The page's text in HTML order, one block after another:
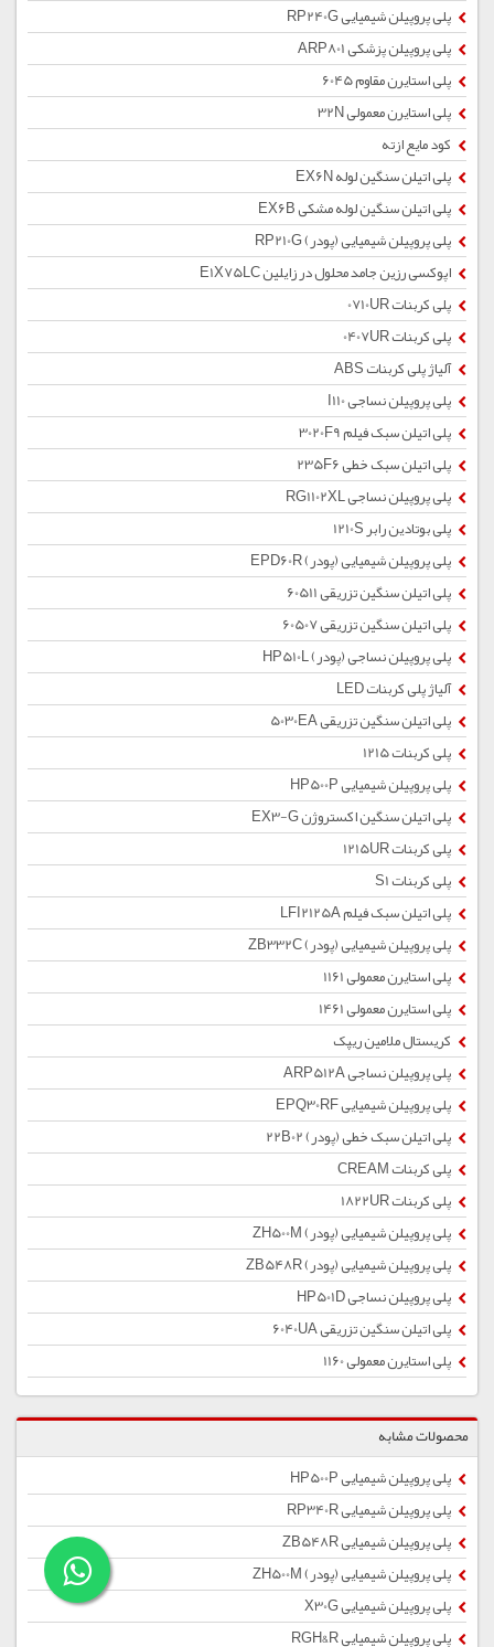
پلی پروپیلن شیمیایی RP240G
پلی پروپیلن پزشکی ARP801
پلی استایرن مقاوم 6045
پلی استایرن معمولی 32N
کود مایع ازته
پلی اتیلن سنگین لوله EX6N
پلی اتیلن سنگین لوله مشکی EX6B
پلی پروپیلن شیمیایی (پودر) RP210G
اپوکسی رزین جامد محلول در زایلین E1X75LC
پلی کربنات 0710UR
پلی کربنات 0407UR
آلیاژ پلی کربنات ABS
پلی پروپیلن نساجی I110
پلی اتیلن سبک فیلم 3020F9
پلی اتیلن سبک خطی 235F6
پلی پروپیلن نساجی RG1102XL
پلی بوتادین رابر 1210S
پلی پروپیلن شیمیایی (پودر) EPD60R
پلی اتیلن سنگین تزریقی 60511
پلی اتیلن سنگین تزریقی 60507
پلی پروپیلن نساجی (پودر) HP510L
آلیاژ پلی کربنات LED
پلی اتیلن سنگین تزریقی 5030EA
پلی کربنات 1215
پلی پروپیلن شیمیایی HP500P
پلی اتیلن سنگین اکستروژن EX3-G
پلی کربنات 1215UR
پلی کربنات S1
پلی اتیلن سبک فیلم LFI2125A
پلی پروپیلن شیمیایی (پودر) ZB332C
پلی استایرن معمولی 1161
پلی استایرن معمولی 1461
کریستال ملامین ریپک
پلی پروپیلن نساجی ARP512A
پلی پروپیلن شیمیایی EPQ30RF
پلی اتیلن سبک خطی (پودر) 22B02
پلی کربنات CREAM
پلی کربنات 1822UR
پلی پروپیلن شیمیایی (پودر) ZH500M
پلی پروپیلن شیمیایی (پودر) ZB548R
پلی پروپیلن نساجی HP501D
پلی اتیلن سنگین تزریقی 6040UA
پلی استایرن معمولی 1160
محصولات مشابه
پلی پروپیلن شیمیایی HP500P
پلی پروپیلن شیمیایی RP340R
پلی پروپیلن شیمیایی ZB548R
پلی پروپیلن شیمیایی (پودر) ZH500M
پلی پروپیلن شیمیایی X30G
پلی پروپیلن شیمیایی RGH&R